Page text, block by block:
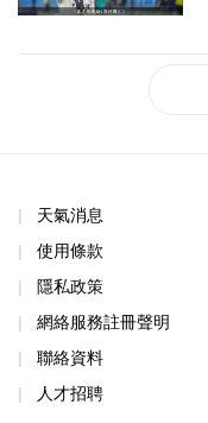
天氣消息
使用條款
隱私政策
網絡服務註冊聲明
聯絡資料
人才招聘